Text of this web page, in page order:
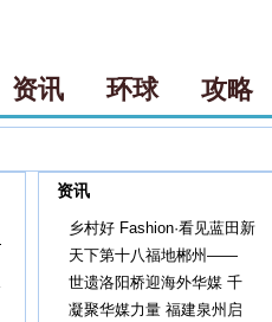
资讯 环球 攻略
资讯
乡村好 Fashion·看见蓝田新
天下第十八福地郴州——
世遗洛阳桥迎海外华媒 千
凝聚华媒力量 福建泉州启